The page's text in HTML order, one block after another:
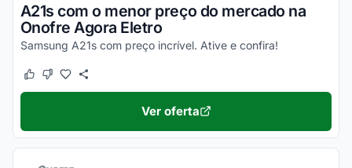
A21s com o menor preço do mercado na
Onofre Agora Eletro
Samsung A21s com preço incrível. Ative e confira!
Este cupom funcionou
Este cupom não funcionou
Ver oferta